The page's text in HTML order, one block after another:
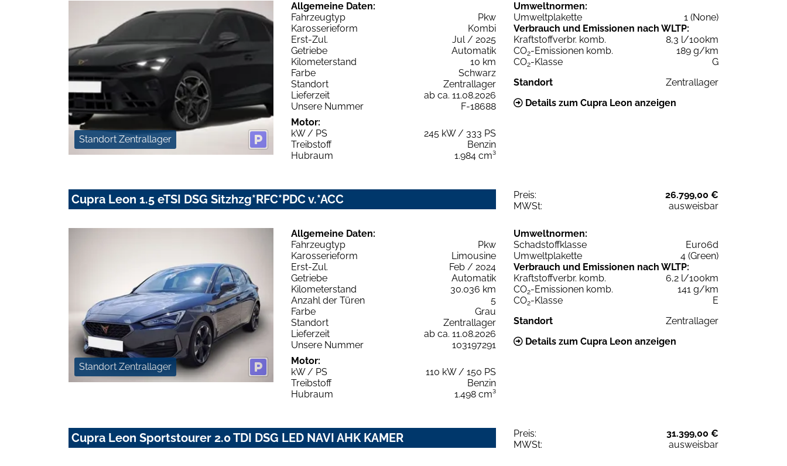
Standort Zentrallager
Allgemeine Daten:
Fahrzeugtyp
Pkw
Karosserieform
Kombi
Erst-Zul.
Jul / 2025
Getriebe
Automatik
Kilometerstand
10 km
Farbe
Schwarz
Standort
Zentrallager
Lieferzeit
ab ca. 11.08.2026
Unsere Nummer
F-18688
Motor:
kW / PS
245 kW / 333 PS
Treibstoff
Benzin
Hubraum
1.984 cm³
Umweltnormen:
Umweltplakette
1 (None)
Verbrauch und Emissionen nach WLTP:
Kraftstoffverbr. komb.
8,3 l/100km
CO2-Emissionen komb.
189 g/km
CO2-Klasse
G
Standort
Zentrallager
Details zum Cupra Leon anzeigen
Cupra Leon 1.5 eTSI DSG Sitzhzg*RFC*PDC v.*ACC Preis:
26.799,00 €
MWSt:
ausweisbar
Standort Zentrallager
Allgemeine Daten:
Fahrzeugtyp
Pkw
Karosserieform
Limousine
Erst-Zul.
Feb / 2024
Getriebe
Automatik
Kilometerstand
30.036 km
Anzahl der Türen
5
Farbe
Grau
Standort
Zentrallager
Lieferzeit
ab ca. 11.08.2026
Unsere Nummer
103197291
Motor:
kW / PS
110 kW / 150 PS
Treibstoff
Benzin
Hubraum
1.498 cm³
Umweltnormen:
Schadstoffklasse
Euro6d
Umweltplakette
4 (Green)
Verbrauch und Emissionen nach WLTP:
Kraftstoffverbr. komb.
6,2 l/100km
CO2-Emissionen komb.
141 g/km
CO2-Klasse
E
Standort
Zentrallager
Details zum Cupra Leon anzeigen
Cupra Leon Sportstourer 2.0 TDI DSG LED NAVI AHK KAMER Preis:
31.399,00 €
MWSt:
ausweisbar